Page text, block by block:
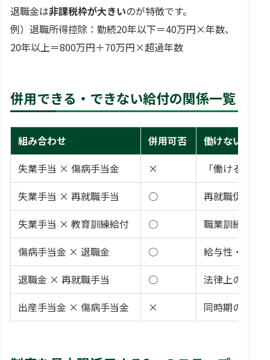
退職金は非課税枠が大きいのが特徴です。
例）退職所得控除：勤続20年以下＝40万円×年数、
20年以上＝800万円＋70万円×超過年数
併用できる・できない給付の関係一覧
組み合わせ 併用可否
働けない理由
失業手当 × 傷病手当金
×
「働ける／働
失業手当 × 再就職手当
○
再就職促進目
失業手当 × 教育訓練給付
○
職業訓練中も
傷病手当金 × 退職金
○
給与性・性格
退職金 × 再就職手当
○
法律上の制限
出産手当金 × 傷病手当金
× 同時期の労務